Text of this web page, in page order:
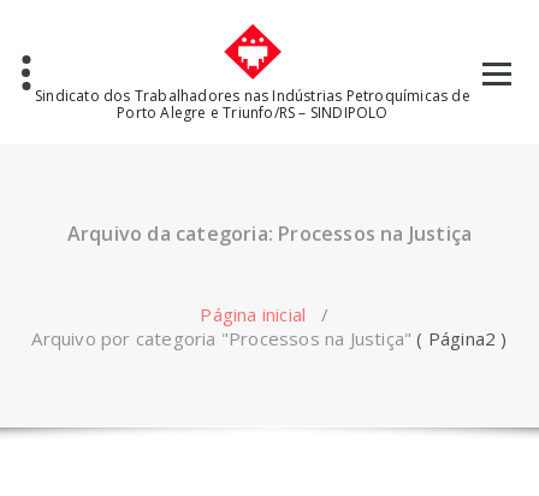
conteúdo
Sindicato dos Trabalhadores nas Indústrias Petroquímicas de
Porto Alegre e Triunfo/RS – SINDIPOLO
Arquivo da categoria: Processos na Justiça
Página inicial /
Arquivo por categoria "Processos na Justiça" ( Página2 )